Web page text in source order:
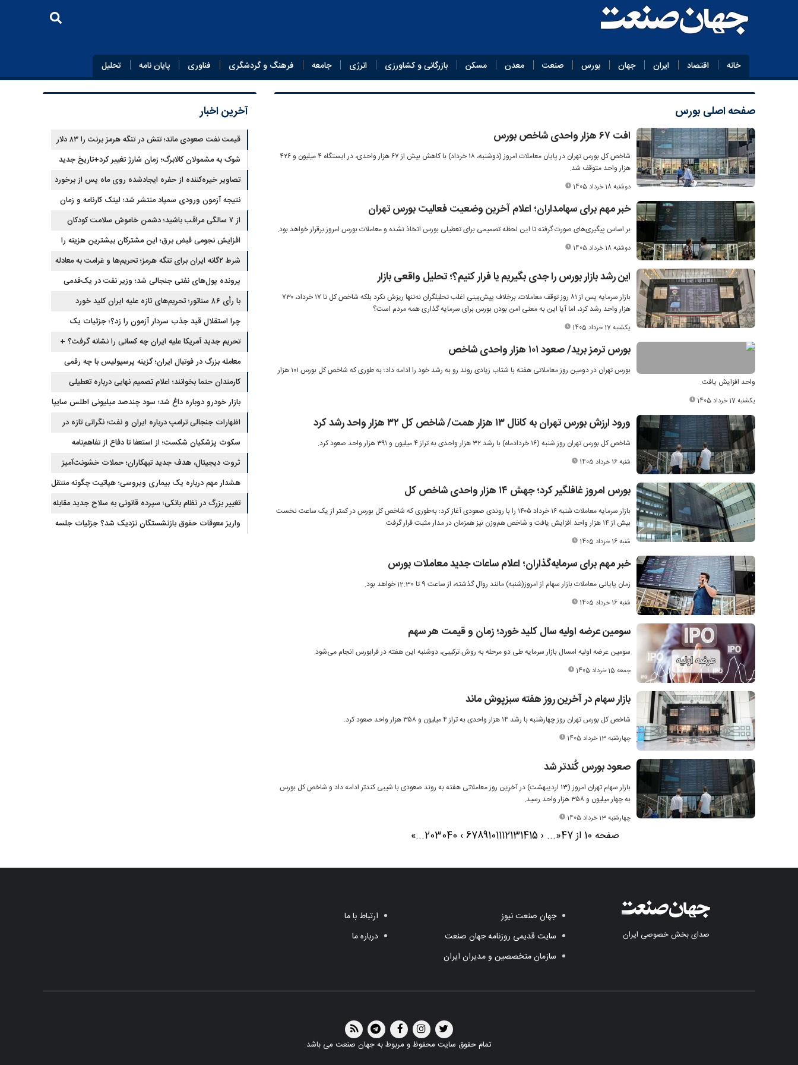
خانه اقتصاد ایران جهان بورس صنعت معدن مسکن بازرگانی و کشاورزی انرژی جامعه فرهنگ و گردشگری فناوری پایان‌ نامه تحلیل
صفحه اصلی بورس
افت ۶۷ هزار واحدی شاخص بورس
شاخص کل بورس تهران در پایان معاملات امروز (دوشنبه، ۱۸ خرداد) با کاهش بیش از ۶۷ هزار واحدی، در ایستگاه ۴ میلیون و ۴۲۶
هزار واحد متوقف شد.
دوشنبه 18 خرداد 1405
خبر مهم برای سهامداران؛ اعلام آخرین وضعیت فعالیت بورس تهران
بر اساس پیگیری‌های صورت گرفته تا این لحظه تصمیمی برای تعطیلی بورس اتخاذ نشده و معاملات بورس امروز برقرار خواهد بود.
دوشنبه 18 خرداد 1405
این رشد بازار بورس را جدی بگیریم یا فرار کنیم؟؛ تحلیل واقعی بازار
بازار سرمایه پس از ۸۱ روز توقف معاملات، برخلاف پیش‌بینی اغلب تحلیلگران نه‌تنها ریزش نکرد بلکه شاخص کل تا ۱۷ خرداد، ۷۳۰
هزار واحد رشد کرد، اما آیا این به معنی امن بودن بورس برای سرمایه گذاری همه مردم است؟
یکشنبه 17 خرداد 1405
بورس ترمز برید/ صعود ۱۰۱ هزار واحدی شاخص
بورس تهران در دومین روز معاملاتی هفته با شتاب زیادی روند رو به رشد خود را ادامه داد؛ به طوری که شاخص کل بورس ۱۰۱ هزار
واحد افزایش یافت.
یکشنبه 17 خرداد 1405
ورود ارزش بورس تهران به کانال ۱۳ هزار همت/ شاخص کل ۳۲ هزار واحد رشد کرد
شاخص کل بورس تهران روز شنبه (۱۶ خردادماه) با رشد ۳۲ هزار واحدی به تراز ۴ میلیون و ۳۹۱ هزار واحد صعود کرد.
شنبه 16 خرداد 1405
بورس امروز غافلگیر کرد؛ جهش ۱۴ هزار واحدی شاخص کل
بازار سرمایه معاملات شنبه ۱۶ خرداد ۱۴۰۵ را با روندی صعودی آغاز کرد؛ به‌طوری که شاخص کل بورس در کمتر از یک ساعت نخست
بیش از ۱۴ هزار واحد افزایش یافت و شاخص هم‌وزن نیز همزمان در مدار مثبت قرار گرفت.
شنبه 16 خرداد 1405
خبر مهم برای سرمایه‌گذاران؛ اعلام ساعات جدید معاملات بورس
زمان پایانی معاملات بازار سهام از امروز(شنبه) مانند روال گذشته، از ساعت 9 تا 12:30 خواهد بود.
شنبه 16 خرداد 1405
سومین عرضه اولیه سال کلید خورد؛ زمان و قیمت هر سهم
سومین عرضه اولیه امسال بازار سرمایه طی دو مرحله به روش ترکیبی، دوشنبه این هفته در فرابورس انجام می‌شود.
جمعه 15 خرداد 1405
بازار سهام در آخرین روز هفته سبزپوش ماند
شاخص کل بورس تهران روز چهارشنبه با رشد ۱۴ هزار واحدی به تراز ۴ میلیون و ۳۵۸ هزار واحد صعود کرد.
چهارشنبه 13 خرداد 1405
صعود بورس کُندتر شد
بازار سهام تهران امروز (۱۳ اردیبهشت) در آخرین روز معاملاتی هفته به روند صعودی با شیبی کندتر ادامه داد و شاخص کل بورس
به چهار میلیون و ۳۵۸ هزار واحد رسید.
چهارشنبه 13 خرداد 1405
صفحه 10 از 47 «
...
‹
6789101112131415
›
203040
...
»
آخرین اخبار
قیمت نفت صعودی ماند؛ تنش در تنگه هرمز برنت را ۸۳ دلار
کردشوک به مشمولان کالابرگ؛ زمان شارژ تغییر کرد+تاریخ جدید
تصاویر خیره‌کننده از حفره ایجادشده روی ماه پس از برخورد
موشک فالکون ۹
نتیجه آزمون ورودی سمپاد منتشر شد؛ لینک کارنامه و زمان
ثبت‌ناماز ۷ سالگی مراقب باشید؛ دشمن خاموش سلامت کودکان
شناسایی شد
افزایش نجومی قبض برق؛ این مشترکان بیشترین هزینه را
می‌پردازندشرط ۲گانه ایران برای تنگه هرمز؛ تحریم‌ها و غرامت به معادله
برگشتند
پرونده پول‌های نفتی جنجالی شد؛ وزیر نفت در یک‌قدمی
استیضاح
با رأی ۸۶ سناتور؛ تحریم‌های تازه علیه ایران کلید خورد
چرا استقلال قید جذب سردار آزمون را زد؟؛ جزئیات یک
انتقال منتفی
تحریم جدید آمریکا علیه ایران چه کسانی را نشانه گرفت؟ +
جزئیات
معامله بزرگ در فوتبال ایران؛ گزینه پرسپولیس با چه رقمی
جابه‌جا شد؟
کارمندان حتما بخوانند؛ اعلام تصمیم نهایی درباره تعطیلی
ادارات شنبه
بازار خودرو دوباره داغ شد؛ سود چندصد میلیونی اطلس سایپا
اظهارات جنجالی ترامپ درباره ایران و نفت؛ نگرانی تازه در
بازار انرژی
سکوت پزشکیان شکست؛ از استعفا تا دفاع از تفاهم‌نامه
جنجالی
ثروت دیجیتال، هدف جدید تبهکاران؛ حملات خشونت‌آمیز
رمزارزی افزایش یافت
هشدار مهم درباره یک بیماری ویروسی؛ هپاتیت چگونه منتقل
می‌شود؟
تغییر بزرگ در نظام بانکی؛ سپرده قانونی به سلاح جدید مقابله
با تورم تبدیل شد
واریز معوقات حقوق بازنشستگان نزدیک شد؟ جزئیات جلسه
صدای بخش خصوصی ایران
جهان صنعت نیوز
سایت قدیمی روزنامه جهان صنعت
سازمان متخصصین و مدیران ایران
ارتباط با ما
درباره ما
تمام حقوق سایت محفوظ و مربوط به جهان صنعت می باشد